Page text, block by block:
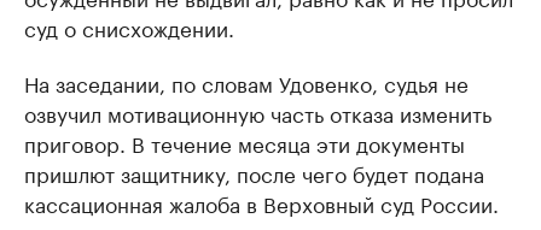
суд о снисхождении.
На заседании, по словам Удовенко, судья не
озвучил мотивационную часть отказа изменить
приговор. В течение месяца эти документы
пришлют защитнику, после чего будет подана
кассационная жалоба в Верховный суд России.